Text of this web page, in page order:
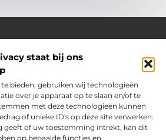
staat bij ons
bieden, gebruiken wij technologieën
over je apparaat op te slaan en/of te
met deze technologieën kunnen
of unieke ID's op deze site verwerken.
geeft of uw toestemming intrekt, kan dit
op bepaalde functies en
boeken.nl
inspiratie en slimme vakantietips
aanbod aan blogs en artikelen
suggesties en verrassende
nóg leuker en makkelijker